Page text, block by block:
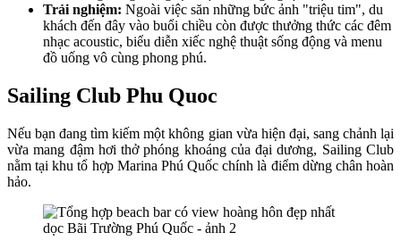
Trải nghiệm: Ngoài việc săn những bức ảnh "triệu tim", du
khách đến đây vào buổi chiều còn được thưởng thức các đêm
nhạc acoustic, biểu diễn xiếc nghệ thuật sống động và menu
đồ uống vô cùng phong phú.
Sailing Club Phu Quoc
Nếu bạn đang tìm kiếm một không gian vừa hiện đại, sang chảnh lại
vừa mang đậm hơi thở phóng khoáng của đại dương, Sailing Club
nằm tại khu tổ hợp Marina Phú Quốc chính là điểm dừng chân hoàn
hảo.